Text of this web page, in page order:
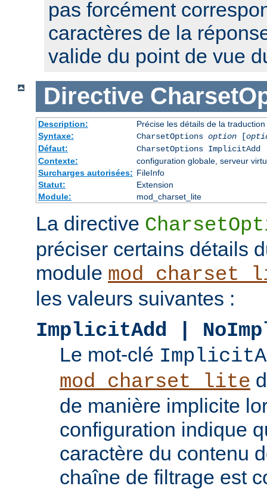
pas forcément
caractères de la
valide du point de vue
Directive
Description:
Précise les détails de la
Syntaxe:
CharsetOptions option[
Défaut:
CharsetOptions ImplicitAdd
Contexte:
configuration globale, serveur
Surcharges autorisées: FileInfo
Statut:
Extension
Module:
mod_charset_lite
La directive
préciser certains détails
module
les valeurs suivantes :
ImplicitAdd |
Le mot-clé
mod_charset_lite
de manière implicite
configuration indique
caractère du contenu
chaîne de filtrage est